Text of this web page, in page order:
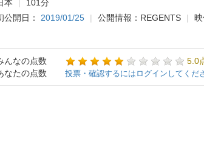
本
101分
公開日： 2019/01/25 公開情報：REGENTS
んなの点数
5.0
なたの点数
投票・確認するにはログインしてくだ